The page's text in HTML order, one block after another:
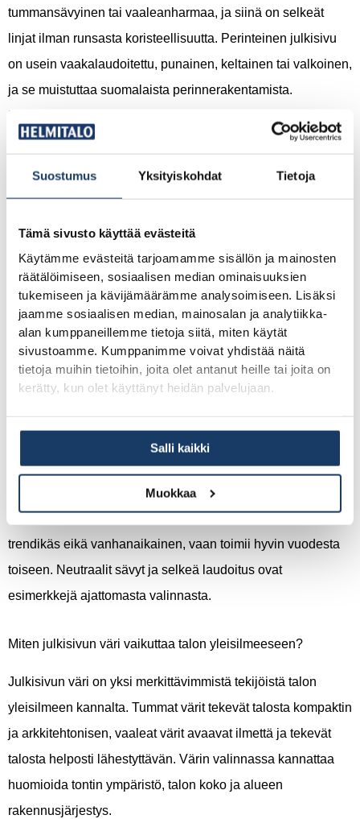
Suostumus Yksityiskohdat Tietoja
Tämä sivusto käyttää evästeitä
Käytämme evästeitä tarjoamamme sisällön ja mainosten
räätälöimiseen, sosiaalisen median ominaisuuksien
tukemiseen ja kävijämäärämme analysoimiseen. Lisäksi
jaamme sosiaalisen median, mainosalan ja analytiikka-
alan kumppaneillemme tietoja siitä, miten käytät
sivustoamme. Kumppanimme voivat yhdistää näitä
tietoja muihin tietoihin, joita olet antanut heille tai joita on
kerätty, kun olet käyttänyt heidän palvelujaan.
Salli kaikki
Muokkaa
tummansävyinen tai vaaleanharmaa, ja siinä on selkeät
linjat ilman runsasta koristeellisuutta. Perinteinen julkisivu
on usein vaakalaudoitettu, punainen, keltainen tai valkoinen,
ja se muistuttaa suomalaista perinnerakentamista.
Molemmat voidaan toteuttaa puumateriaalilla.
arkkitehtonisen, selkeän ilmeen. Tämä tyyli sopii erityisesti
uusille asuinalueille, joissa muutkin talot ovat moderneja.
Perinteinen julkisivu noudattaa suomalaista
rakennusperinnettä. Vaakalaudoitus, valkoiset
ikkunanpuitteet ja punaiseen tai keltaiseen maalattu pinta
ovat tunnistettavia elementtejä. Tämä tyyli sopii erityisesti
vanhemmille asuinalueille tai maaseutumaisiin
ympäristöihin, joissa uuden talon halutaan sopivan alueen
rakennuskantaan.
Ajaton julkisivu sijoittuu näiden väliin: se ei ole vahvasti
trendikäs eikä vanhanaikainen, vaan toimii hyvin vuodesta
toiseen. Neutraalit sävyt ja selkeä laudoitus ovat
esimerkkejä ajattomasta valinnasta.
Miten julkisivun väri vaikuttaa talon yleisilmeeseen?
Julkisivun väri on yksi merkittävimmistä tekijöistä talon
yleisilmeen kannalta. Tummat värit tekevät talosta kompaktin
ja arkkitehtonisen, vaaleat värit avaavat ilmettä ja tekevät
talosta helposti lähestyttävän. Värin valinnassa kannattaa
huomioida tontin ympäristö, talon koko ja alueen
rakennusjärjestys.